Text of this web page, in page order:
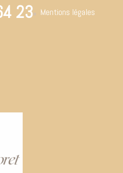
23 Mentions légales